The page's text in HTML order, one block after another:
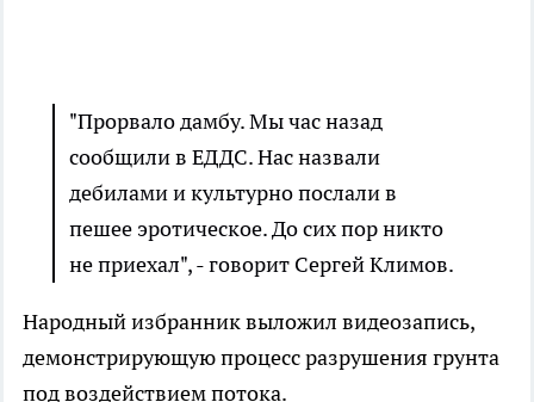
"Прорвало дамбу. Мы час назад
сообщили в ЕДДС. Нас назвали
дебилами и культурно послали в
пешее эротическое. До сих пор никто
не приехал", - говорит Сергей Климов.
Народный избранник выложил видеозапись,
демонстрирующую процесс разрушения грунта
под воздействием потока.